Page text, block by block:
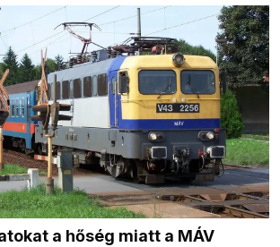
a hőség miatt a MÁV